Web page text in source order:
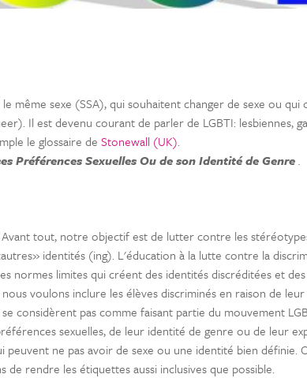
sexe (SSA), qui souhaitent changer de sexe ou qui
Il est devenu courant de parler de LGBTI: lesbiennes,
le glossaire deStonewall (UK).
Préférences Sexuelles Ou de son Identité de Genre.
Avant tout, notre objectif est de lutter contre les
identités (ing). L'éducation à la lutte contre la
limites qui créent des identités discréditées et
voulons inclure les élèves discriminés en raison de
considèrent pas comme faisant partie du mouvement
sexuelles, de leur identité de genre ou de leur
ne pas avoir de sexe ou une identité bien définie.
rendre les étiquettes aussi inclusives que possible.